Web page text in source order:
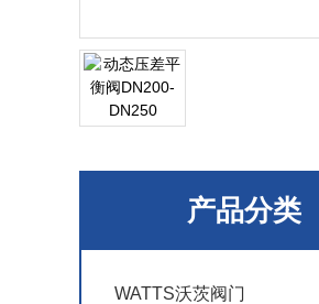
产品分类
WATTS沃茨阀门